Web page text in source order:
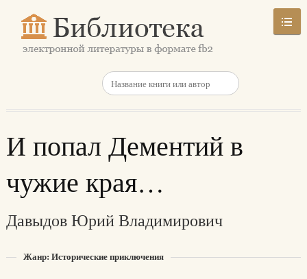
И попал Дементий в
чужие края…
Давыдов Юрий Владимирович
Жанр: Исторические приключения